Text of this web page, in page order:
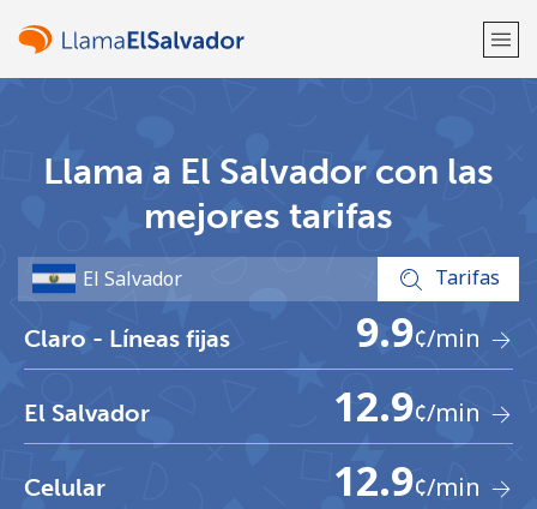
¿Ya tienes una cuenta?Inicia sesión →
Regístrate con
Llama a El Salvador con las
mejores tarifas
Tarifas
Claro - Líneas fijas 9.9¢/min
El Salvador 12.9¢/min
Celular 12.9¢/min